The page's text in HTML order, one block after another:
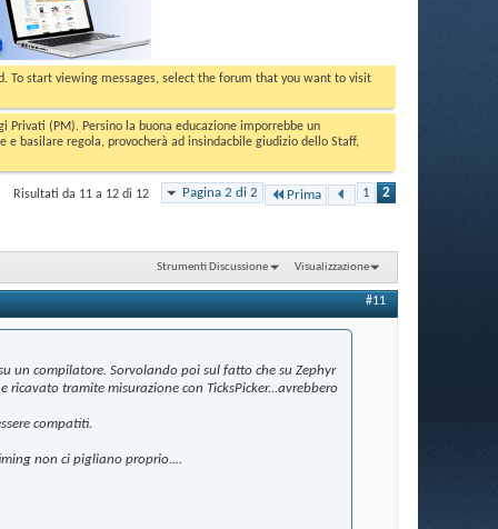
To start viewing messages, select the forum that you want to visit
(PM). Persino la buona educazione imporrebbe un
e basilare regola, provocherà ad insindacbile giudizio dello Staff,
Pagina 2 di 2 Prima 1 2
Risultati da 11 a 12 di 12
Strumenti Discussione Visualizzazione
#11
un compilatore. Sorvolando poi sul fatto che su Zephyr
tramite misurazione con TicksPicker...avrebbero
compatiti.
non ci pigliano proprio....